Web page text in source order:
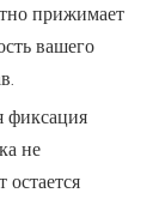
прижимает
вашего
фиксация
не
остается